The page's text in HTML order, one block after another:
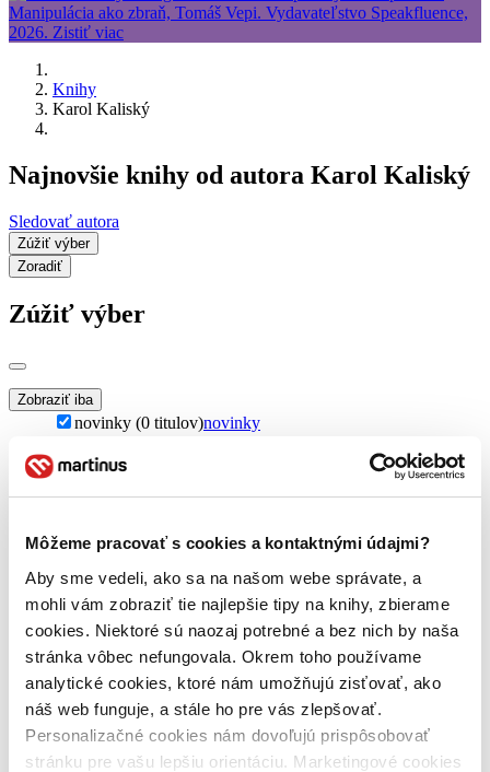
Môžeme pracovať s cookies a kontaktnými údajmi?
Aby sme vedeli, ako sa na našom webe správate, a
mohli vám zobraziť tie najlepšie tipy na knihy, zbierame
cookies. Niektoré sú naozaj potrebné a bez nich by naša
stránka vôbec nefungovala. Okrem toho používame
analytické cookies, ktoré nám umožňujú zisťovať, ako
náš web funguje, a stále ho pre vás zlepšovať.
Personalizačné cookies nám dovoľujú prispôsobovať
stránku pre vašu lepšiu orientáciu. Marketingové cookies
Knihy
Karol Kaliský
Najnovšie knihy od autora Karol Kaliský
Sledovať autora
Zúžiť výber
Zoradiť
Zúžiť výber
Zobraziť iba
novinky (0 titulov)novinky
Dostupnosť
pripravujeme (0 titulov)pripravujeme
dostupná (bez vypredaných) (0 titulov)dostupná (bez
vypredaných)
Nové / čítané
nová (0 titulov)nová
čítaná (0 titulov)čítaná
čítaná - výborný stav
čítaná - mierne opotrebovaná (0 titulov)čítaná - mierne
opotrebovaná
čítané verzie vypredaných kníh (0 titulov)čítané verzie